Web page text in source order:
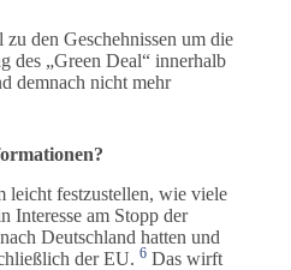
den Geschehnissen um die
des „Green Deal“ innerhalb
demnach nicht mehr
leicht festzustellen, wie viele
Interesse am Stopp der
Deutschland hatten und
der EU. 6 Das wirft